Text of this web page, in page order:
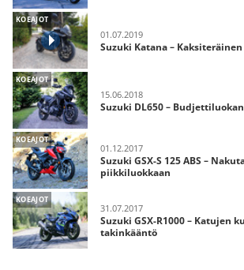
KOEAJOT
01.07.2019
Suzuki Katana –
KOEAJOT
15.06.2018
Suzuki DL650 –
KOEAJOT
01.12.2017
Suzuki GSX-S 125 ABS –
piikkiluokkaan
KOEAJOT
31.07.2017
Suzuki GSX-R1000 – Katujen
takinkääntö